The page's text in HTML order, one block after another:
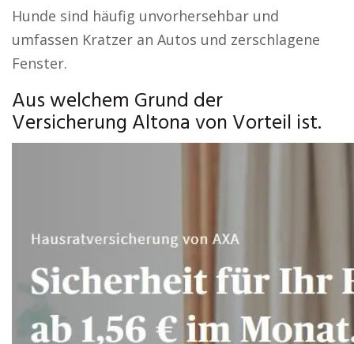
Hunde sind häufig unvorhersehbar und
umfassen Kratzer an Autos und zerschlagene
Fenster.
Aus welchem Grund der
Versicherung Altona von Vorteil ist.